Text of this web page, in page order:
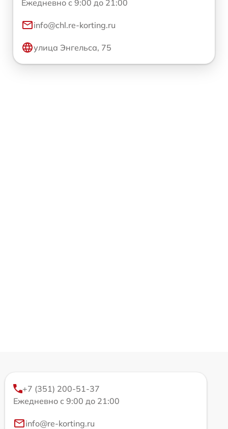
Ежедневно с 9:00 до 21:00
info@chl.re-korting.ru
улица Энгельса, 75
+7 (351) 200-51-37
Ежедневно с 9:00 до 21:00
info@re-korting.ru